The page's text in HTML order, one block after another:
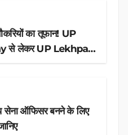
का तूफान! UP
से लेकर UP Lekhpal
सेना ऑफिसर बनने के लिए